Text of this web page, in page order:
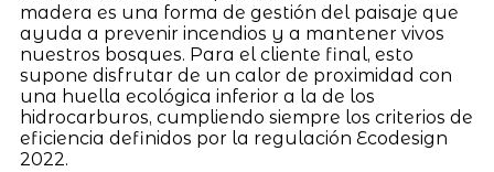
madera es una forma de gestión del paisaje que
ayuda a prevenir incendios y a mantener vivos
nuestros bosques. Para el cliente final, esto
supone disfrutar de un calor de proximidad con
una huella ecológica inferior a la de los
hidrocarburos, cumpliendo siempre los criterios de
eficiencia definidos por la regulación Ecodesign
2022.